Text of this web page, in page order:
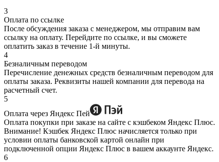
3
Оплата по ссылке
После обсуждения заказа с менеджером, мы отправим вам
ссылку на оплату. Перейдите по ссылке, и вы сможете
оплатить заказ в течение 1-й минуты.
4
Безналичным переводом
Перечисление денежных средств безналичным переводом для
оплаты заказа. Реквизиты нашей компании для перевода на
расчетный счет.
5
Оплата через Яндекс Пей
Оплата покупки при заказе на сайте с кэшбеком Яндекс Плюс.
Внимание! Кэшбек Яндекс Плюс начисляется только при
условии оплаты банковской картой онлайн при
подключенной опции Яндекс Плюс в вашем аккаунте Яндекс.
6